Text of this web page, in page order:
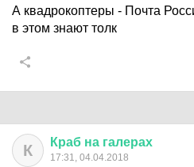
А квадрокоптеры - Почта
в этом знают толк
К Краб на галерах
17:31, 04.04.2018